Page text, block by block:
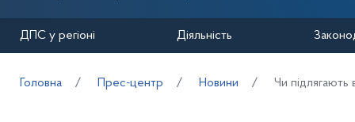
ДПС у регіоні Діяльність
Головна Прес-центр Новини Чи підлягають